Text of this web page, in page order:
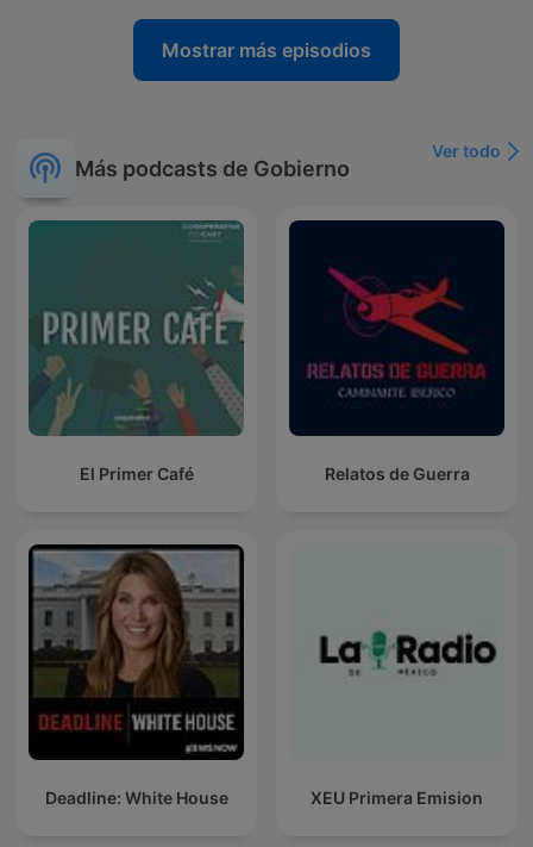
Mostrar más episodios
Más podcasts de Gobierno
Ver todo
El Primer Café Relatos de Guerra
Deadline: White House XEU Primera Emision